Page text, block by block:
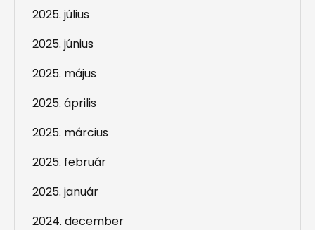
2025. július
2025. június
2025. május
2025. április
2025. március
2025. február
2025. január
2024. december